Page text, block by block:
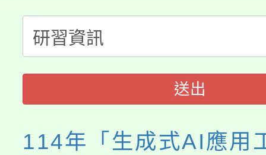
心理、諮商輔導、社會
系所師生報名參加。
踴躍報名參加。
展演活動實施計畫」
115年度「教育部表揚
義教育推展貢獻獎」
「2026 ART TAIPEI臺
博覽會」之「藝術教育
送出
114年「生成式AI應用